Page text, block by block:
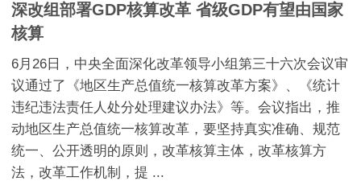
深改组部署GDP核算改革 省级GDP有望由国家
核算
6月26日，中央全面深化改革领导小组第三十六次会议审
议通过了《地区生产总值统一核算改革方案》、《统计
违纪违法责任人处分处理建议办法》等。会议指出，推
动地区生产总值统一核算改革，要坚持真实准确、规范
统一、公开透明的原则，改革核算主体，改革核算方
法，改革工作机制，提 ...